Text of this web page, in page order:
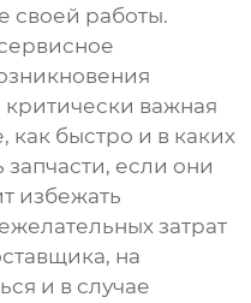
своей работы.
важная
как быстро и в каких
если они
избежать
затрат
на
и в случае